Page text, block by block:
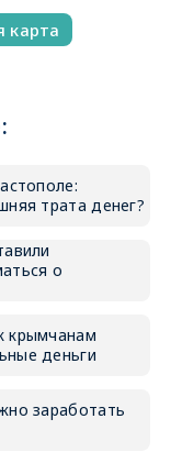
карта
трата денег?
о
крымчанам
деньги
заработать